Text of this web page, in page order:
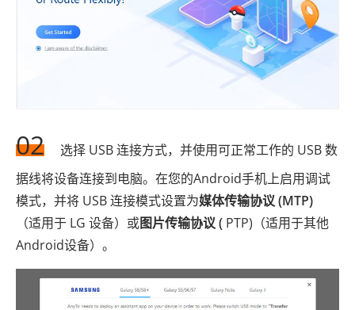
02
选择 USB 连接方式，并使用可正常工作的 USB 数
据线将设备连接到电脑。在您的Android手机上启用调试
模式，并将 USB 连接模式设置为媒体传输协议 (MTP)
（适用于 LG 设备）或图片传输协议 ( PTP)（适用于其他
Android设备）。